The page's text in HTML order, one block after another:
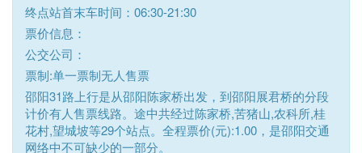
终点站首末车时间：06:30-21:30
票价信息：
公交公司：
票制:单一票制无人售票
邵阳31路上行是从邵阳陈家桥出发，到邵阳展君桥的分段
计价有人售票线路。途中共经过陈家桥,苦猪山,农科所,桂
花村,望城坡等29个站点。全程票价(元):1.00，是邵阳交通
网络中不可缺少的一部分。